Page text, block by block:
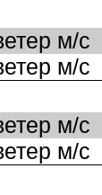
м/с
м/с
м/с
м/с